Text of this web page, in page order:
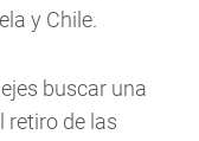
y Chile.
buscar una
retiro de las